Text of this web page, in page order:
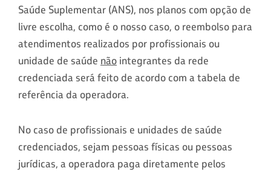
Saúde Suplementar (ANS), nos planos com opção de
livre escolha, como é o nosso caso, o reembolso para
atendimentos realizados por profissionais ou
unidade de saúde não integrantes da rede
credenciada será feito de acordo com a tabela de
referência da operadora.
No caso de profissionais e unidades de saúde
credenciados, sejam pessoas físicas ou pessoas
jurídicas, a operadora paga diretamente pelos